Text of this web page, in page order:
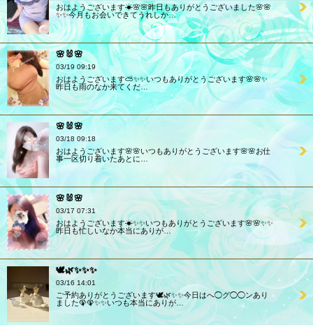
おはようございます☀🌸🌸昨日もありがとうございました🌸🌸
✨✨今月もお会いできてうれしか…
🌸🐰🌸
03/19 09:19
おはようございます⛅️✨✨いつもありがとうございます🌸🌸✨
昨日も雨のなか来てくだ…
🌸🐰🌸
03/18 09:18
おはようございます🌸🌸いつもありがとうございます🌸🌸お仕
事一区切り着いたあとに…
🌸🐰🌸
03/17 07:31
おはようございます☀✨✨いつもありがとうございます🌸🌸✨✨
昨日も忙しいなか本当にありが…
🕊️🌿✨✨✨
03/16 14:01
ご予約ありがとうございます🕊️🌿✨✨今日はへ◯グ◯◯ンあり
ました🦚🦚✨✨いつも本当にありが…